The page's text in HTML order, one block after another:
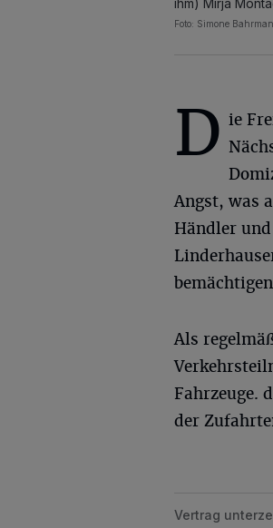
ihm) Mirja
Foto: Simone
D ie
Angst, was
Händler
Als
Fahrzeuge.
der
Neues
Vertrag